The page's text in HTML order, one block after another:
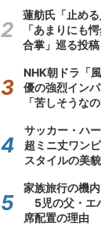
蓮舫氏「止め
「あまりにも
合掌」巡る投
NHK朝ドラ「
優の強烈イン
「苦しそうな
サッカー・ハ
超ミニ丈ワン
スタイルの美貌
家族旅行の機
5児の父・エ
席配置の理由